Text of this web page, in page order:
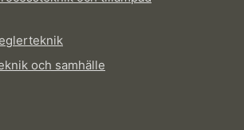
och samhälle